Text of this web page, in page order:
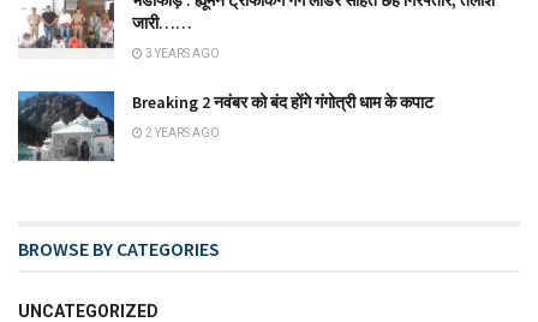
जारी……
3 YEARS AGO
Breaking 2 नवंबर को बंद होंगे गंगोत्री धाम के कपाट
2 YEARS AGO
BROWSE BY CATEGORIES
UNCATEGORIZED